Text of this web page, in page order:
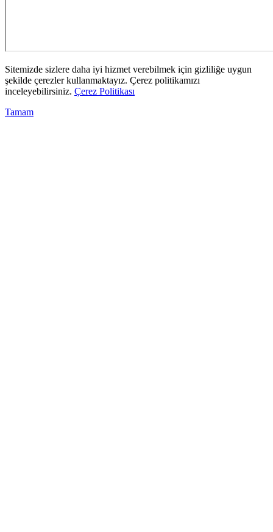
Sitemizde sizlere daha iyi hizmet verebilmek için gizliliğe uygun
şekilde çerezler kullanmaktayız. Çerez politikamızı
inceleyebilirsiniz. Çerez Politikası
Tamam